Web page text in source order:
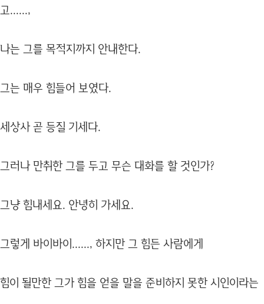
고......,
나는 그를 목적지까지 안내한다.
그는 매우 힘들어 보였다.
세상사 곧 등질 기세다.
그러나 만취한 그를 두고 무슨 대화를 할 것인가?
그냥 힘내세요. 안녕히 가세요.
그렇게 바이바이......, 하지만 그 힘든 사람에게
힘이 될만한 그가 힘을 얻을 말을 준비하지 못한 시인이라